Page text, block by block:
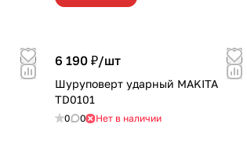
6 190 ₽/шт
Шуруповерт ударный MAKITA
TD0101
0 0 Нет в наличии